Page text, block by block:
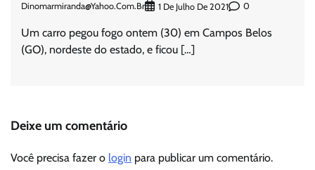
Dinomarmiranda@yahoo.com.br 1 De Julho De 2021 0
Um carro pegou fogo ontem (30) em Campos Belos
(GO), nordeste do estado, e ficou […]
Deixe um comentário
Você precisa fazer o login para publicar um comentário.